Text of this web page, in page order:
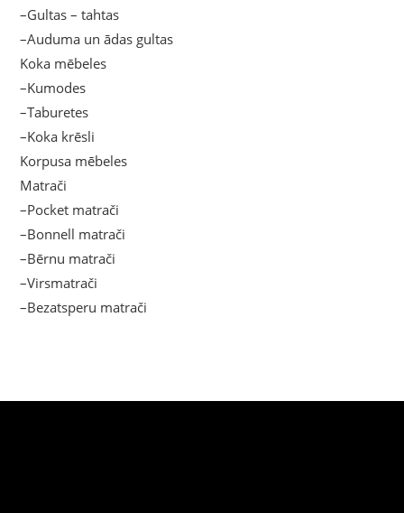
–Gultas – tahtas
–Auduma un ādas gultas
Koka mēbeles
–Kumodes
–Taburetes
–Koka krēsli
Korpusa mēbeles
Matrači
–Pocket matrači
–Bonnell matrači
–Bērnu matrači
–Virsmatrači
–Bezatsperu matrači